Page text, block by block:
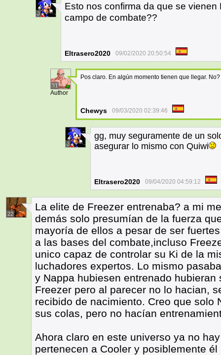
3
Esto nos confirma da que se
campo de combate??
Eltrasero2020 09/02/2020 20:50:54
31
Author
Pos claro. En algún momento tienen que llegar. No?
Chewys 09/03/2020 02:39:46
3
gg, muy seguramente de un
asegurar lo mismo con Quiwi
Eltrasero2020 09/04/2020 04:59:12
22
La elite de Freezer entrenaba? a mi
demás solo presumían de la fuerza
mayoría de ellos a pesar de ser
a las bases del combate,incluso
unico capaz de controlar su Ki de la
luchadores expertos. Lo mismo
y Nappa hubiesen entrenado
Freezer pero al parecer no lo hacian,
recibido de nacimiento. Creo que solo
sus colas, pero no hacían
Ahora claro en este universo ya no
pertenecen a Cooler y posiblemente